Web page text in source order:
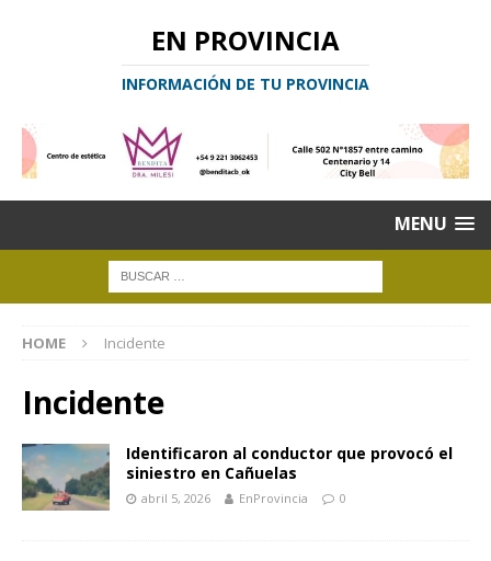
EN PROVINCIA
INFORMACIÓN DE TU PROVINCIA
MENU
HOME Incidente
Incidente
Identificaron al conductor que provocó el
siniestro en Cañuelas
abril 5, 2026 EnProvincia 0